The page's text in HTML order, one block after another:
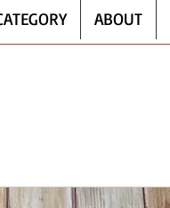
ABOUT